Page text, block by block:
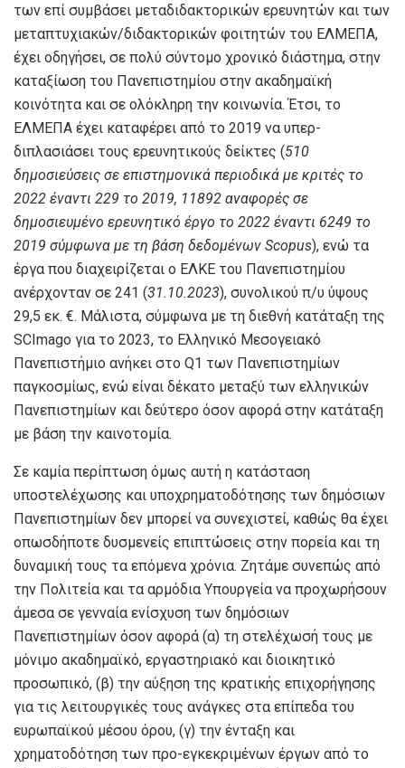
των επί συμβάσει μεταδιδακτορικών ερευνητών και των
μεταπτυχιακών/διδακτορικών φοιτητών του ΕΛΜΕΠΑ,
έχει οδηγήσει, σε πολύ σύντομο χρονικό διάστημα, στην
καταξίωση του Πανεπιστημίου στην ακαδημαϊκή
κοινότητα και σε ολόκληρη την κοινωνία. Έτσι, το
ΕΛΜΕΠΑ έχει καταφέρει από το 2019 να υπερ-
διπλασιάσει τους ερευνητικούς δείκτες (510
δημοσιεύσεις σε επιστημονικά περιοδικά με κριτές το
2022 έναντι 229 το 2019, 11892 αναφορές σε
δημοσιευμένο ερευνητικό έργο το 2022 έναντι 6249 το
2019 σύμφωνα με τη βάση δεδομένων Scopus), ενώ τα
έργα που διαχειρίζεται ο ΕΛΚΕ του Πανεπιστημίου
ανέρχονταν σε 241 (31.10.2023), συνολικού π/υ ύψους
29,5 εκ. €. Μάλιστα, σύμφωνα με τη διεθνή κατάταξη της
SCImago για το 2023, το Ελληνικό Μεσογειακό
Πανεπιστήμιο ανήκει στο Q1 των Πανεπιστημίων
παγκοσμίως, ενώ είναι δέκατο μεταξύ των ελληνικών
Πανεπιστημίων και δεύτερο όσον αφορά στην κατάταξη
με βάση την καινοτομία.
Σε καμία περίπτωση όμως αυτή η κατάσταση
υποστελέχωσης και υποχρηματοδότησης των δημόσιων
Πανεπιστημίων δεν μπορεί να συνεχιστεί, καθώς θα έχει
οπωσδήποτε δυσμενείς επιπτώσεις στην πορεία και τη
δυναμική τους τα επόμενα χρόνια. Ζητάμε συνεπώς από
την Πολιτεία και τα αρμόδια Υπουργεία να προχωρήσουν
άμεσα σε γενναία ενίσχυση των δημόσιων
Πανεπιστημίων όσον αφορά (α) τη στελέχωσή τους με
μόνιμο ακαδημαϊκό, εργαστηριακό και διοικητικό
προσωπικό, (β) την αύξηση της κρατικής επιχορήγησης
για τις λειτουργικές τους ανάγκες στα επίπεδα του
ευρωπαϊκού μέσου όρου, (γ) την ένταξη και
χρηματοδότηση των προ-εγκεκριμένων έργων από το